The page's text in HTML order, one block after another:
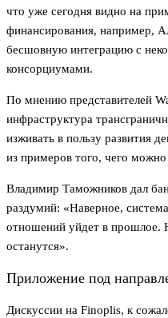
что уже сегодня видно на
финансирования, например,
бесшовную интеграцию с
консорциумами.
По мнению представителей
инфраструктура
изживать в пользу развития
из примеров того, чего
Владимир Таможников дал
раздумий: «Наверное,
отношений уйдет в
останутся».
Приложение под
Дискуссии на Finoplis, к